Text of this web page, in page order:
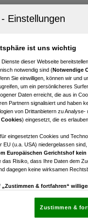
in Fürnitz –
Zimmer
am Ossiacher See
2
Zimmer
€ 195.000,00
Kaufpreis
ist uns wichtig
Dienste dieser Webseite
notwendig sind (Notwendige
Sie einwilligen, können wir und
um ein persönlicheres
Daten erreicht, die aus in
Partnern signalisiert und haben
von Drittanbietern zu
) eingesetzt, die es
eingesetzten Cookies und
EU (u.a. USA) niedergelassen
Europäischen Gerichtshof
das Risiko, dass Ihre Daten dem
dagegen keine wirksamen
„Zustimmen & fortfahren“
die sich auf jeder Seite unten im
Zustimmen &